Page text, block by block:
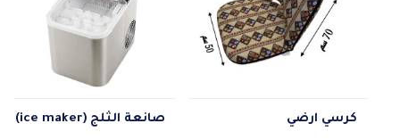
كرسي ارضي صانعة الثلج (ice maker)